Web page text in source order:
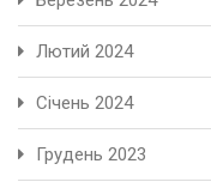
Лютий 2024
Січень 2024
Грудень 2023